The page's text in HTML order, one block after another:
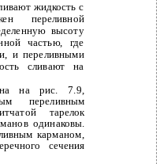
жидкость с
переливной
высоту
частью, где
и переливными
сливают на
на рис. 7.9,
переливным
тарелок
одинаковы.
карманом,
сечения